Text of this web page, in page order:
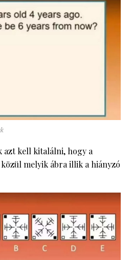
azt kell kitalálni, hogy a
melyik ábra illik a hiányzó